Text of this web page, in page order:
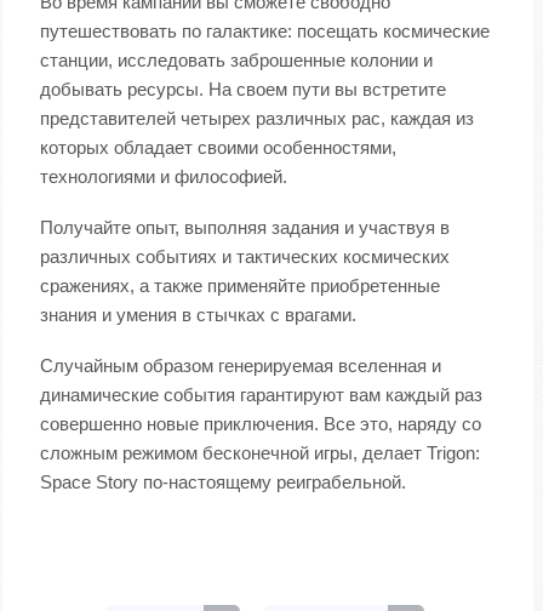
путешествовать по галактике: посещать космические
станции, исследовать заброшенные колонии и
добывать ресурсы. На своем пути вы встретите
представителей четырех различных рас, каждая из
которых обладает своими особенностями,
технологиями и философией.
Получайте опыт, выполняя задания и участвуя в
различных событиях и тактических космических
сражениях, а также применяйте приобретенные
знания и умения в стычках с врагами.
Случайным образом генерируемая вселенная и
динамические события гарантируют вам каждый раз
совершенно новые приключения. Все это, наряду со
сложным режимом бесконечной игры, делает Trigon:
Space Story по-настоящему реиграбельной.